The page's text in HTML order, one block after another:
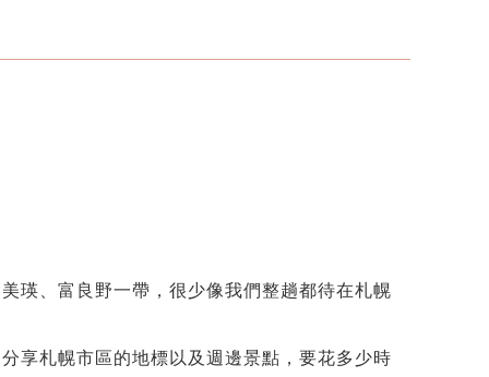
瑛、富良野一帶，很少像我們整趟都待在札幌
享札幌市區的地標以及週邊景點，要花多少時